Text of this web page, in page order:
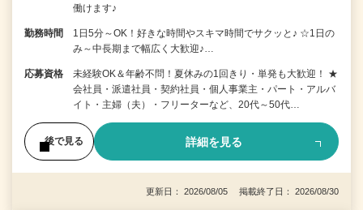
働けます♪
勤務時間
1日5分～OK！好きな時間やスキマ時間でサクッと♪ ☆1日の
み～中長期まで幅広く大歓迎♪…
応募資格
未経験OK＆年齢不問！夏休みの1回きり・単発も大歓迎！ ★
会社員・派遣社員・契約社員・個人事業主・パート・アルバ
イト・主婦（夫）・フリーターなど、20代～50代…
後で見る 詳細を見る
更新日： 2026/08/05 掲載終了日： 2026/08/30